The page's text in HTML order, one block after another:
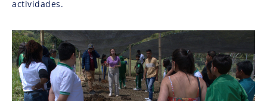
actividades.